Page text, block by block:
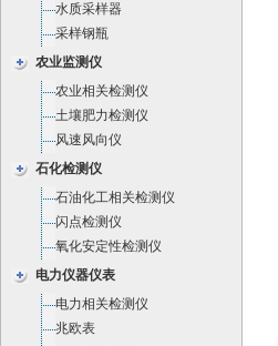
水质采样器
采样钢瓶
农业监测仪
农业相关检测仪
土壤肥力检测仪
风速风向仪
石化检测仪
石油化工相关检测仪
闪点检测仪
氧化安定性检测仪
电力仪器仪表
电力相关检测仪
兆欧表